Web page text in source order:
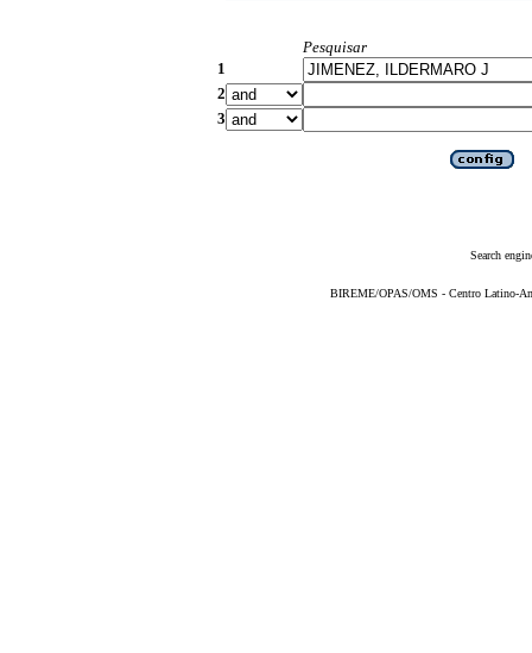
Pesquisar
1
2
3
Search
BIREME/OPAS/OMS - Centro Latino-